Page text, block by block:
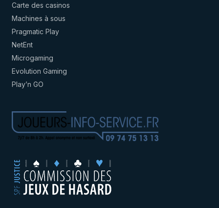
Carte des casinos
Machines à sous
Pragmatic Play
NetEnt
Microgaming
Evolution Gaming
Play’n GO